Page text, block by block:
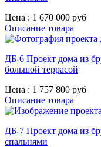
Цена : 1 670 000 руб
Описание товара
ДБ-6 Проект дома из
большой террасой
Цена : 1 757 800 руб
Описание товара
ДБ-7 Проект дома из
спальнями